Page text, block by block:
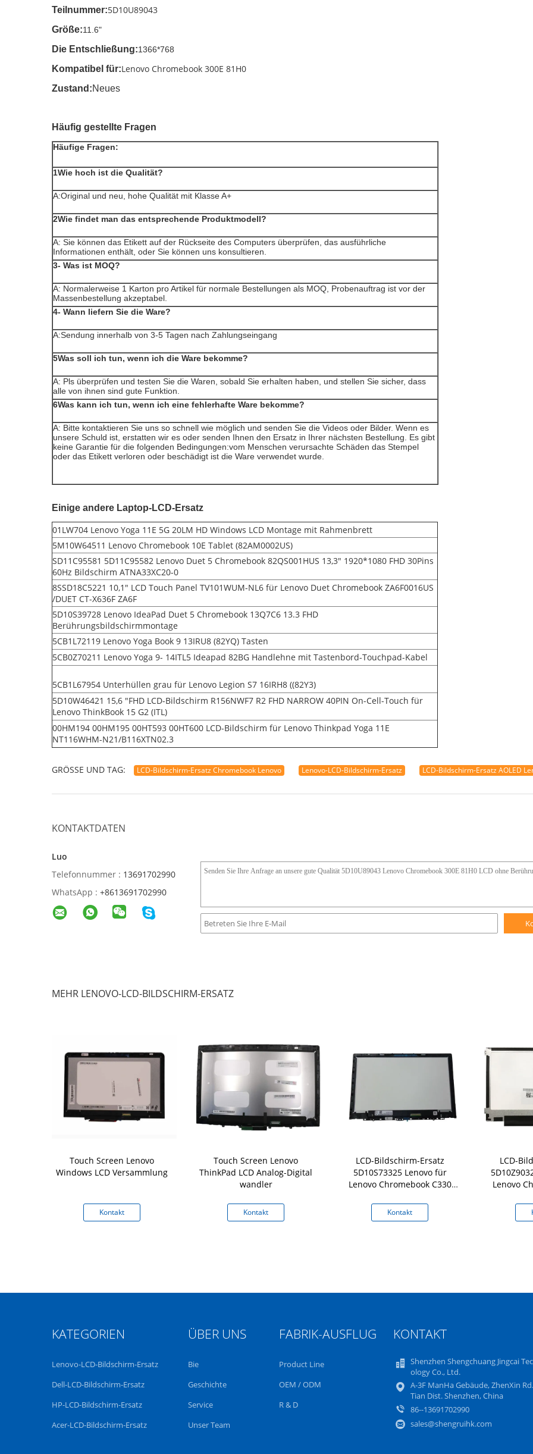
Teilnummer:5D10U89043
Größe:11.6"
Die Entschließung:1366*768
Kompatibel für:Lenovo Chromebook 300E 81H0
Zustand:Neues
Häufig gestellte Fragen
Häufige Fragen:
1Wie hoch ist die Qualität?
A:Original und neu, hohe Qualität mit Klasse A+
2Wie findet man das entsprechende Produktmodell?
A: Sie können das Etikett auf der Rückseite des Computers überprüfen, das ausführliche
Informationen enthält, oder Sie können uns konsultieren.
3- Was ist MOQ?
A: Normalerweise 1 Karton pro Artikel für normale Bestellungen als MOQ, Probenauftrag ist vor der
Massenbestellung akzeptabel.
4- Wann liefern Sie die Ware?
A:Sendung innerhalb von 3-5 Tagen nach Zahlungseingang
5Was soll ich tun, wenn ich die Ware bekomme?
A: Pls überprüfen und testen Sie die Waren, sobald Sie erhalten haben, und stellen Sie sicher, dass
alle von ihnen sind gute Funktion.
6Was kann ich tun, wenn ich eine fehlerhafte Ware bekomme?
A: Bitte kontaktieren Sie uns so schnell wie möglich und senden Sie die Videos oder Bilder. Wenn es
unsere Schuld ist, erstatten wir es oder senden Ihnen den Ersatz in Ihrer nächsten Bestellung. Es gibt
keine Garantie für die folgenden Bedingungen:vom Menschen verursachte Schäden das Stempel
oder das Etikett verloren oder beschädigt ist die Ware verwendet wurde.
Einige andere Laptop-LCD-Ersatz
01LW704 Lenovo Yoga 11E 5G 20LM HD Windows LCD Montage mit Rahmenbrett
5M10W64511 Lenovo Chromebook 10E Tablet (82AM0002US)
SD11C95581 5D11C95582 Lenovo Duet 5 Chromebook 82QS001HUS 13,3" 1920*1080 FHD 30Pins
60Hz Bildschirm ATNA33XC20-0
8SSD18C5221 10,1" LCD Touch Panel TV101WUM-NL6 für Lenovo Duet Chromebook ZA6F0016US
/DUET CT-X636F ZA6F
5D10S39728 Lenovo IdeaPad Duet 5 Chromebook 13Q7C6 13.3 FHD
Berührungsbildschirmmontage
5CB1L72119 Lenovo Yoga Book 9 13IRU8 (82YQ) Tasten
5CB0Z70211 Lenovo Yoga 9- 14ITL5 Ideapad 82BG Handlehne mit Tastenbord-Touchpad-Kabel
5CB1L67954 Unterhüllen grau für Lenovo Legion S7 16IRH8 ((82Y3)
5D10W46421 15,6 "FHD LCD-Bildschirm R156NWF7 R2 FHD NARROW 40PIN On-Cell-Touch für
Lenovo ThinkBook 15 G2 (ITL)
00HM194 00HM195 00HT593 00HT600 LCD-Bildschirm für Lenovo Thinkpad Yoga 11E
NT116WHM-N21/B116XTN02.3
GRÖSSE UND TAG: LCD-Bildschirm-Ersatz Chromebook Lenovo Lenovo-LCD-Bildschirm-Ersatz LCD-Bildschirm-Ersatz AOLED
KONTAKTDATEN
Luo
Telefonnummer : 13691702990
WhatsApp : +8613691702990
MEHR LENOVO-LCD-BILDSCHIRM-ERSATZ
Touch Screen Lenovo
Windows LCD Versammlung
Kontakt
Touch Screen Lenovo
ThinkPad LCD Analog-Digital
wandler
Kontakt
LCD-Bildschirm-Ersatz
5D10S73325 Lenovo für
Lenovo Chromebook C330
Kontakt
LCD-
Lenovo
KATEGORIEN
Lenovo-LCD-Bildschirm-Ersatz
Dell-LCD-Bildschirm-Ersatz
HP-LCD-Bildschirm-Ersatz
Acer-LCD-Bildschirm-Ersatz
ÜBER UNS
Bie
Geschichte
Service
Unser Team
FABRIK-AUSFLUG
Product Line
OEM / ODM
R & D
KONTAKT
Shenzhen Shengchuang Jingcai
ology Co., Ltd.
A-3F ManHa Gebäude, ZhenXin
Tian Dist. Shenzhen, China
86--13691702990
sales@shengruihk.com